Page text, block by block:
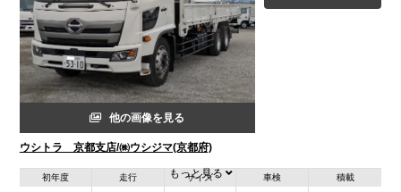
他の画像を見る
ウシトラ 京都支店/㈱ウシジマ(京都府)
初年度 走行 サイズ 車検 積載
もっと見る